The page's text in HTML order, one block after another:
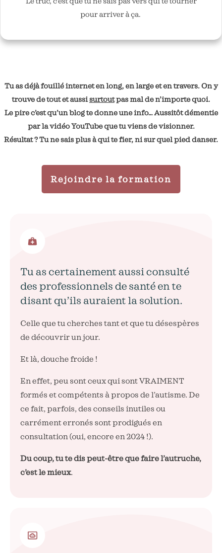
pour arriver à ça.
Tu as déjà fouillé internet en long, en large et en travers. On y
trouve de tout et aussisurtoutpas mal de n’importe quoi.
Le pire c’est qu’un blog te donne une info… Aussitôt démentie
par la vidéo YouTube que tu viens de visionner.
Résultat ? Tu ne sais plus à qui te fier, ni sur quel pied danser.
Rejoindre la formation
Tu as certainement aussi consulté
des professionnels de santé en te
disant qu’ils auraient la solution.
Celle que tu cherches tant et que tu désespères
de découvrir un jour.
Et là, douche froide !
En effet, peu sont ceux qui sont VRAIMENT
formés et compétents à propos de l’autisme. De
ce fait, parfois, des conseils inutiles ou
carrément erronés sont prodigués en
consultation (oui, encore en 2024 !).
Du coup, tu te dis peut-être que faire l’autruche,
c’est le mieux.